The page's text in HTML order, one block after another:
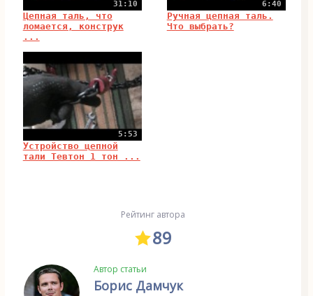
31:10
Цепная таль, что
ломается, конструк
...
6:40
Ручная цепная таль.
Что выбрать?
5:53
Устройство цепной
тали Тевтон 1 тон ...
Рейтинг автора
89
Автор статьи
Борис Дамчук